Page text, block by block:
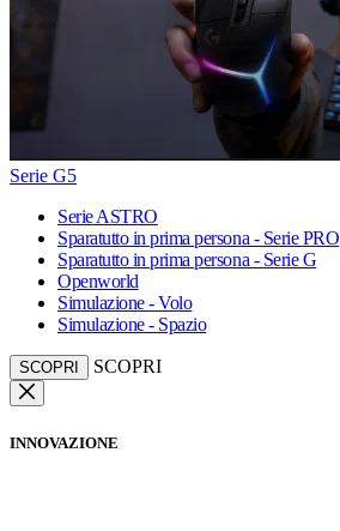
Serie G5
Serie ASTRO
Sparatutto in prima persona - Serie PRO
Sparatutto in prima persona - Serie G
Openworld
Simulazione - Volo
Simulazione - Spazio
SCOPRI SCOPRI
INNOVAZIONE